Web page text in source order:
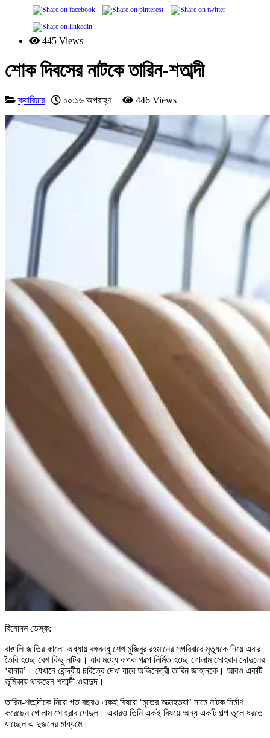
445 Views
শোক দিবসের নাটকে তারিন-শতাব্দী
ক্যারিয়ার| ১০:১৬ অপরাহ্ণ | | 446 Views
বিনোদন ডেস্ক:
বাঙালি জাতির কালো অধ্যায় বঙ্গবন্ধু শেখ মুজিবুর রহমানের সপরিবারে মৃত্যুকে নিয়ে এবার
তৈরি হচ্ছে বেশ কিছু নাটক। যার মধ্যে রূপক গল্পে নির্মিত হচ্ছে গোলাম সোহরাব দোদুলের
‌‘রানার’। যেখানে কেন্দ্রীয় চরিত্রে দেখা যাবে অভিনেত্রী তারিন জাহানকে। আরও একটি
ভূমিকায় থাকছেন শতাব্দী ওয়াদুদ।
তারিন-শতাব্দীকে নিয়ে গত বছরও একই বিষয়ে ‘মৃতের আত্মহত্যা’ নামে নাটক নির্মাণ
করেছেন গোলাম সোহরাব দোদুল। এবারও তিনি একই বিষয়ে অন্য একটি গল্প তুলে ধরতে
যাচ্ছেন এ দুজনের মাধ্যমে।